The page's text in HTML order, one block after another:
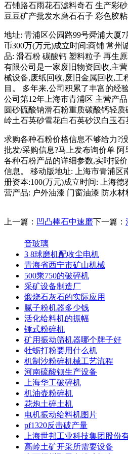
石铺路石雨花石滤料奇石 生产彩
豆豆矿产批发水磨石石子 彩色胶
地址: 青浦区公园路99号舜浦大厦
币300万(万元)成立时间:商铺 常州
品: 滑石粉 碳酸钙 塑料粒子 再生
有限公司是一家废旧物资回收,主
械设备,废纸回收,废旧金属回收,工
目。 多年来,公司积累了丰富的经
公司第12年上海市青浦区 主营产
圆砂硫酸钠滑石粉重质碳酸钙轻
岭土石英砂雪花白石英砂汉白玉石
求购各种石粉价格信息不够给力?
批发/采购信息?马上发布询价单 阿
各种石粉产品的详细参数,实时报
信息。 移动版地址: 上海市青浦区
册资本:100(万元)成立时间: 上海
营产品: 户外油漆 门窗油漆 防水材
上一篇： 凹凸棒石中速磨下一篇：
音玻璃
3 8球磨机配收尘电机
青海省西宁市矿山机械
500乘750的破碎机
采矿设备制造厂
煅烧石灰石的实际应用
腻子粉机器多少钱
活化给料机的振幅
锤式粉碎机
矿用振动筛机器哪个牌子好
牡蛎打粉要用什么机
机制沙粉碎机械工艺流程
河南硫酸钡生产设备
上海华工破碎机
机油壶粉碎机
花炮土碎土机
电机振动给料机图片
pf1320反击破产量
上海世邦工业科技集团股份
高岭土矿开采所需要设备